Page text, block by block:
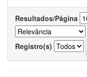
Resultados/Página
Registro(s)